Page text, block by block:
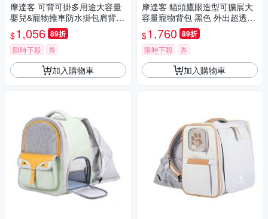
摩達客 可背可掛多用途大容量
嬰兒&寵物推車防水掛包肩背包
灰色 可手提斜背外出包多色可
選實用
$1,056 89折
限時下殺 券
加入購物車
摩達客 貓頭鷹眼造型可擴展大
容量寵物背包 黑色 外出超透氣
網窗雙肩背包 6公斤以下犬貓狗
特寵適用 秒變帳篷款
$1,760 89折
限時下殺 券
加入購物車